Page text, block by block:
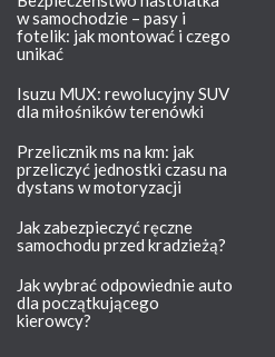
w samochodzie – pasy i
fotelik: jak montować i czego
unikać
Isuzu MUX: rewolucyjny SUV
dla miłośników terenówki
Przelicznik ms na km: jak
przeliczyć jednostki czasu na
dystans w motoryzacji
Jak zabezpieczyć ręczne
samochodu przed kradzieżą?
Jak wybrać odpowiednie auto
dla początkującego
kierowcy?